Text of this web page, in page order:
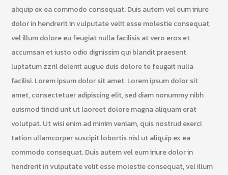
aliquip ex ea commodo consequat. Duis autem vel eum iriure
dolor in hendrerit in vulputate velit esse molestie consequat,
vel illum dolore eu feugiat nulla facilisis at vero eros et
accumsan et iusto odio dignissim qui blandit praesent
luptatum zzril delenit augue duis dolore te feugait nulla
facilisi. Lorem ipsum dolor sit amet. Lorem ipsum dolor sit
amet, consectetuer adipiscing elit, sed diam nonummy nibh
euismod tincid unt ut laoreet dolore magna aliquam erat
volutpat. Ut wisi enim ad minim veniam, quis nostrud exerci
tation ullamcorper suscipit lobortis nisl ut aliquip ex ea
commodo consequat. Duis autem vel eum iriure dolor in
hendrerit in vulputate velit esse molestie consequat, vel illum